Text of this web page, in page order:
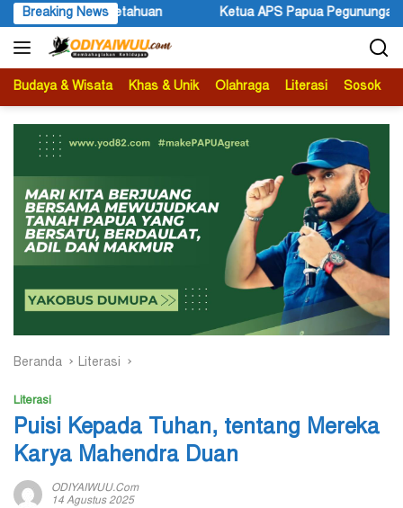
Langsung
ke
konten
Breaking NewsKetua APS Papua Pegunungan Sonni Lokobal:
Budaya & Wisata Khas & Unik Olahraga Literasi Sosok
Beranda Literasi
Literasi
Puisi Kepada Tuhan, tentang Mereka
Karya Mahendra Duan
ODIYAIWUU.com
14 Agustus 2025